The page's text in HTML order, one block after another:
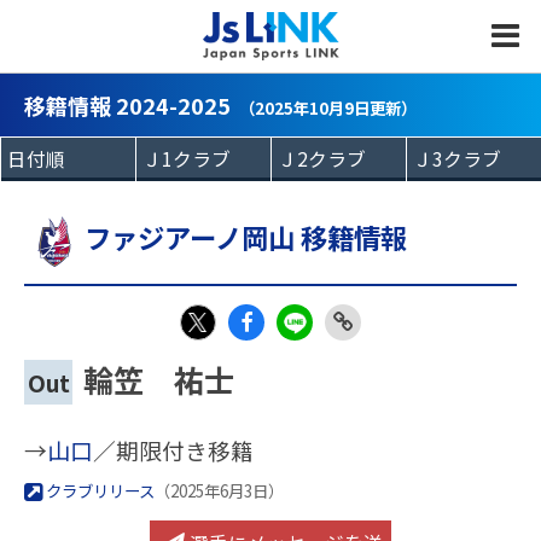
移籍情報 2024-2025 （2025年10月9日更新）
ファジアーノ岡山 移籍情報
X
k
Out 輪笠 祐士
→山口／期限付き移籍
クラブリリース （2025年6月3日）